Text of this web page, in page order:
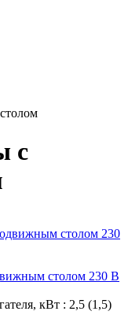
c
столом 230 В
кВт : 2,5 (1,5)